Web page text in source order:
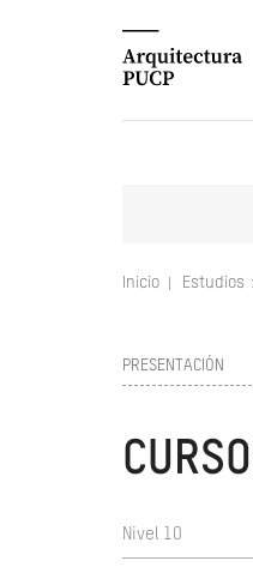
Inicio Estudios
PRESENTACIÓN
Nivel 10